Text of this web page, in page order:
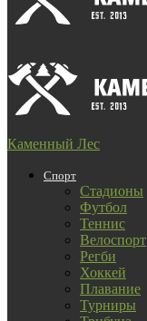
Каменный Лес
Спорт
Стадионы
Футбол
Теннис
Велоспорт
Регби
Хоккей
Плавание
Турниры